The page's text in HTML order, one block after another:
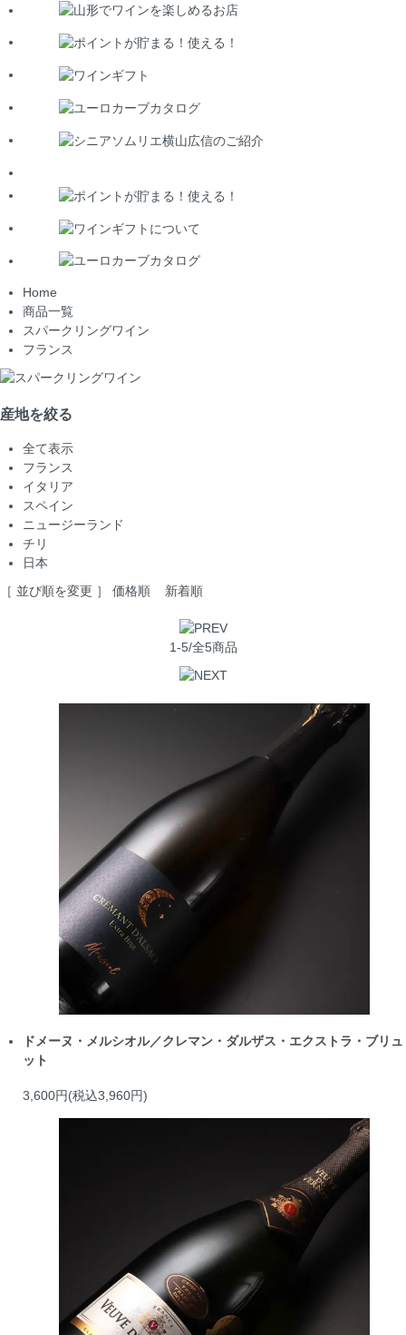
Home
商品一覧
スパークリングワイン
フランス
産地を絞る
全て表示
フランス
イタリア
スペイン
ニュージーランド
チリ
日本
［ 並び順を変更 ］ 価格順 新着順
1-5/全5商品
ドメーヌ・メルシオル／クレマン・ダルザス・エクストラ・ブリュ
ット
3,600円(税込3,960円)